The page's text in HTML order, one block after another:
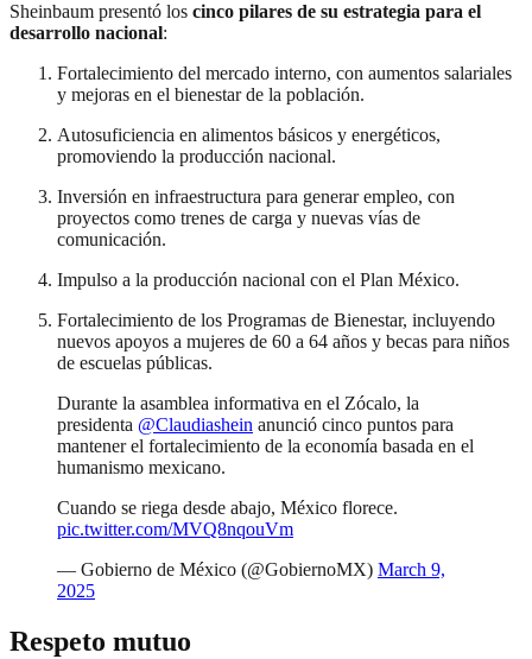
Sheinbaum presentó los cinco pilares de su estrategia para el
desarrollo nacional:
Fortalecimiento del mercado interno, con aumentos salariales
y mejoras en el bienestar de la población.
Autosuficiencia en alimentos básicos y energéticos,
promoviendo la producción nacional.
Inversión en infraestructura para generar empleo, con
proyectos como trenes de carga y nuevas vías de
comunicación.
Impulso a la producción nacional con el Plan México.
Fortalecimiento de los Programas de Bienestar, incluyendo
nuevos apoyos a mujeres de 60 a 64 años y becas para niños
de escuelas públicas.
Durante la asamblea informativa en el Zócalo, la
presidenta @Claudiashein anunció cinco puntos para
mantener el fortalecimiento de la economía basada en el
humanismo mexicano.
Cuando se riega desde abajo, México florece.
pic.twitter.com/MVQ8nqouVm
— Gobierno de México (@GobiernoMX) March 9,
2025
Respeto mutuo